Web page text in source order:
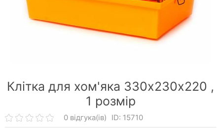
Клітка для хом'яка 330х230х220 ,
1 розмір
0 відгука(ів) ID: 15710